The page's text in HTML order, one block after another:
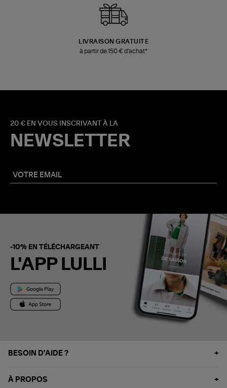
LIVRAISON GRATUITE
à partir de 150 € d'achat*
20 € EN VOUS INSCRIVANT À LA
NEWSLETTER
-10% EN TÉLÉCHARGEANT
L'APP LULLI
BESOIN D'AIDE ?
À PROPOS